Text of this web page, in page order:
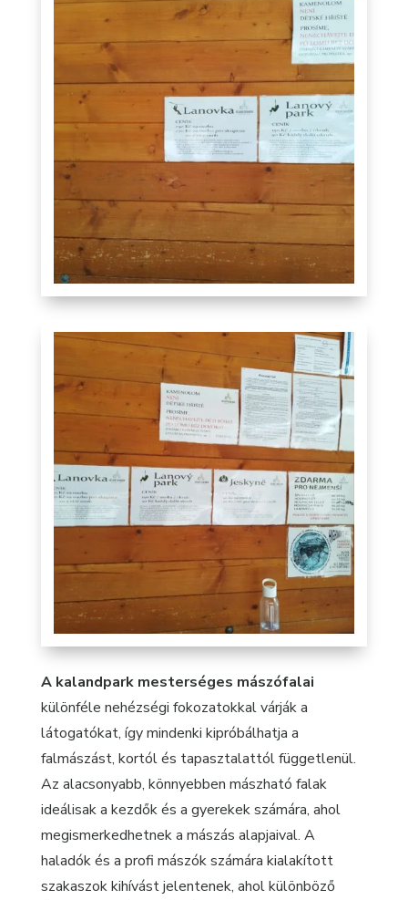
A kalandpark mesterséges mászófalai
különféle nehézségi fokozatokkal várják a
látogatókat, így mindenki kipróbálhatja a
falmászást, kortól és tapasztalattól függetlenül.
Az alacsonyabb, könnyebben mászható falak
ideálisak a kezdők és a gyerekek számára, ahol
megismerkedhetnek a mászás alapjaival. A
haladók és a profi mászók számára kialakított
szakaszok kihívást jelentenek, ahol különböző